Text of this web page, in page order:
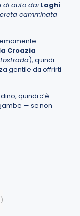
di auto dai Laghi
camminata
Croazia
), quindi
gentile da offrirti
quindi c’è
— se non